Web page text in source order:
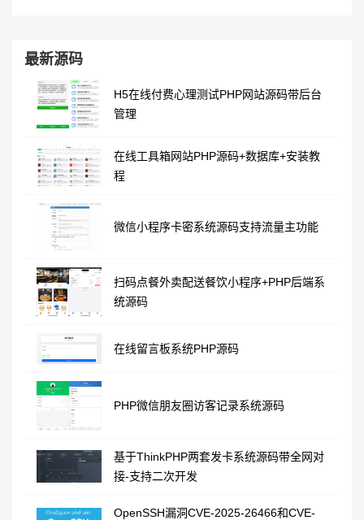
最新源码
H5在线付费心理测试PHP网站源码带后台
管理
在线工具箱网站PHP源码+数据库+安装教
程
微信小程序卡密系统源码支持流量主功能
扫码点餐外卖配送餐饮小程序+PHP后端系
统源码
在线留言板系统PHP源码
PHP微信朋友圈访客记录系统源码
基于ThinkPHP两套发卡系统源码带全网对
接-支持二次开发
OpenSSH漏洞CVE-2025-26466和CVE-